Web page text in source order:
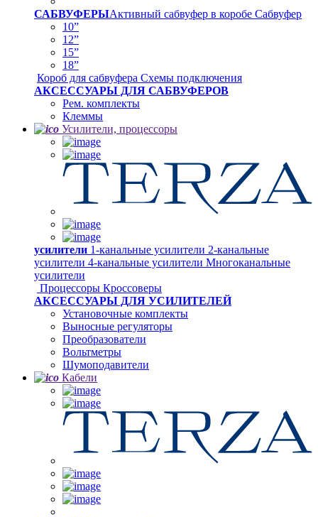
САБВУФЕРЫАктивный сабвуфер в коробе Сабвуфер
10”
12”
15”
18”
Короб для сабвуфера Схемы подключения
АКСЕССУАРЫ ДЛЯ САБВУФЕРОВ
Рем. комплекты
Клеммы
Усилители, процессоры
усилители 1-канальные усилители 2-канальные
усилители 4-канальные усилители Многоканальные
усилители
Процессоры Кроссоверы
АКСЕССУАРЫ ДЛЯ УСИЛИТЕЛЕЙ
Установочные комплекты
Выносные регуляторы
Преобразователи
Вольтметры
Шумоподавители
Кабели